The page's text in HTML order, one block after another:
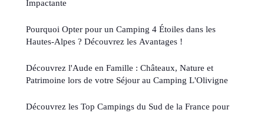
Impactante
Pourquoi Opter pour un Camping 4 Étoiles dans les
Hautes-Alpes ? Découvrez les Avantages !
Découvrez l'Aude en Famille : Châteaux, Nature et
Patrimoine lors de votre Séjour au Camping L'Olivigne
Découvrez les Top Campings du Sud de la France pour